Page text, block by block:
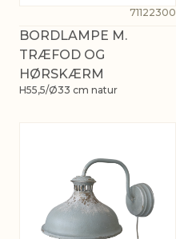
71122300
BORDLAMPE M.
TRÆFOD OG
HØRSKÆRM
H55,5/Ø33 cm natur